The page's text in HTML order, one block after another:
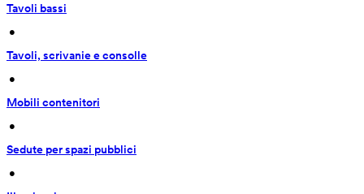
Tavoli bassi
•
Tavoli, scrivanie e consolle
•
Mobili contenitori
•
Sedute per spazi pubblici
•